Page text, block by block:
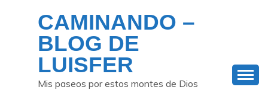
contenido
CAMINANDO –
BLOG DE
LUISFER
Mis paseos por estos montes de Dios